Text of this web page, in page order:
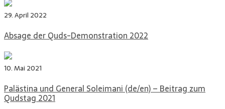
29. April 2022
Absage der Quds-Demonstration 2022
10. Mai 2021
Palästina und General Soleimani (de/en) – Beitrag zum
Qudstag 2021